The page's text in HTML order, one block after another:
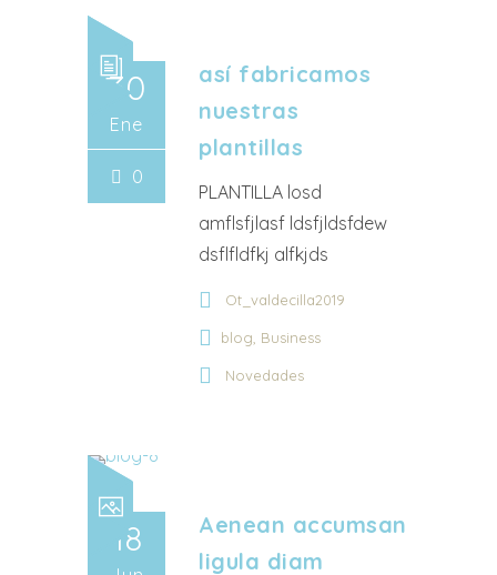
30
Ene
0
así fabricamos
nuestras
plantillas
PLANTILLA losd
amflsfjlasf ldsfjldsfdew
dsflfldfkj alfkjds
Ot_valdecilla2019
blog, Business
Novedades
18
Aenean accumsan
ligula diam